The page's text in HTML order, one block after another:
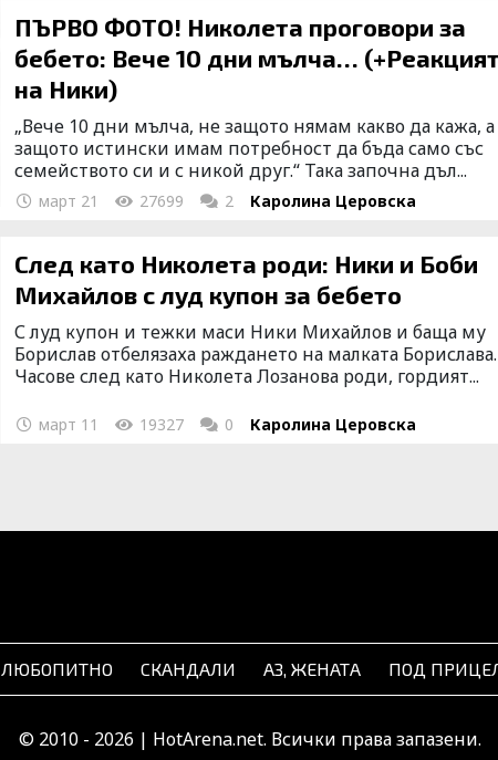
ПЪРВО ФОТО! Николета проговори за
бебето: Вече 10 дни мълча…
на Ники)
„Вече 10 дни мълча, не защото нямам какво да кажа, а
защото истински имам потребност да бъда само със
семейството си и с никой друг.“ Така започна дъл...
март 21 27699 2 Каролина Церовска
След като Николета роди: Ники и Боби
Михайлов с луд купон за бебето
С луд купон и тежки маси Ники Михайлов и баща му
Борислав отбелязаха раждането на малката Борислава.
Часове след като Николета Лозанова роди, гордият...
март 11 19327 0 Каролина Церовска
ЛЮБОПИТНО СКАНДАЛИ АЗ, ЖЕНАТА ПОД
© 2010 - 2026 | HotArena.net. Всички права запазени.